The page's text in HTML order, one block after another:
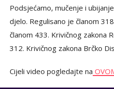
Podsjećamo, mučenje i
djelo. Regulisano je članom
članom 433. Krivičnog zakona
312. Krivičnog zakona Brčko
Cijeli video pogledajte na